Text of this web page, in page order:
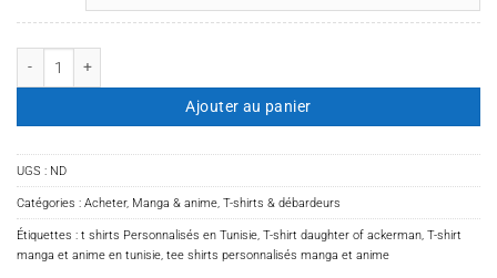
Ajouter au panier
UGS : ND
Catégories : Acheter, Manga & anime, T-shirts & débardeurs
Étiquettes : t shirts Personnalisés en Tunisie, T-shirt daughter of ackerman, T-shirt
manga et anime en tunisie, tee shirts personnalisés manga et anime